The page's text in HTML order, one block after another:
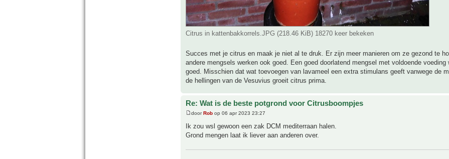
Citrus in kattenbakkorrels.JPG (218.46 KiB) 18270 keer bekeken
Succes met je citrus en maak je niet al te druk. Er zijn meer manieren om ze gezond te
andere mengsels werken ook goed. Een goed doorlatend mengsel met voldoende voeding
goed. Misschien dat wat toevoegen van lavameel een extra stimulans geeft vanwege de
de hellingen van de Vesuvius groeit citrus prima.
Re: Wat is de beste potgrond voor Citrusboompjes
doorRob op 06 apr 2023 23:27
Ik zou wsl gewoon een zak DCM mediterraan halen.
Grond mengen laat ik liever aan anderen over.